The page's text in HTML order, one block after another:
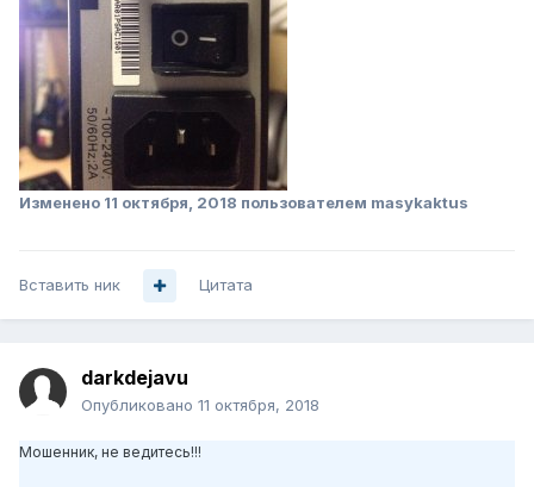
Изменено 11 октября, 2018 пользователем masykaktus
Вставить ник Цитата
darkdejavu
Опубликовано 11 октября, 2018
Мошенник, не ведитесь!!!